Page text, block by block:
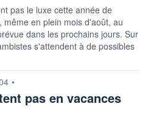
pas le luxe cette année de
en plein mois d'août, au
dans les prochains jours. Sur
s'attendent à de possibles
•
pas en vacances